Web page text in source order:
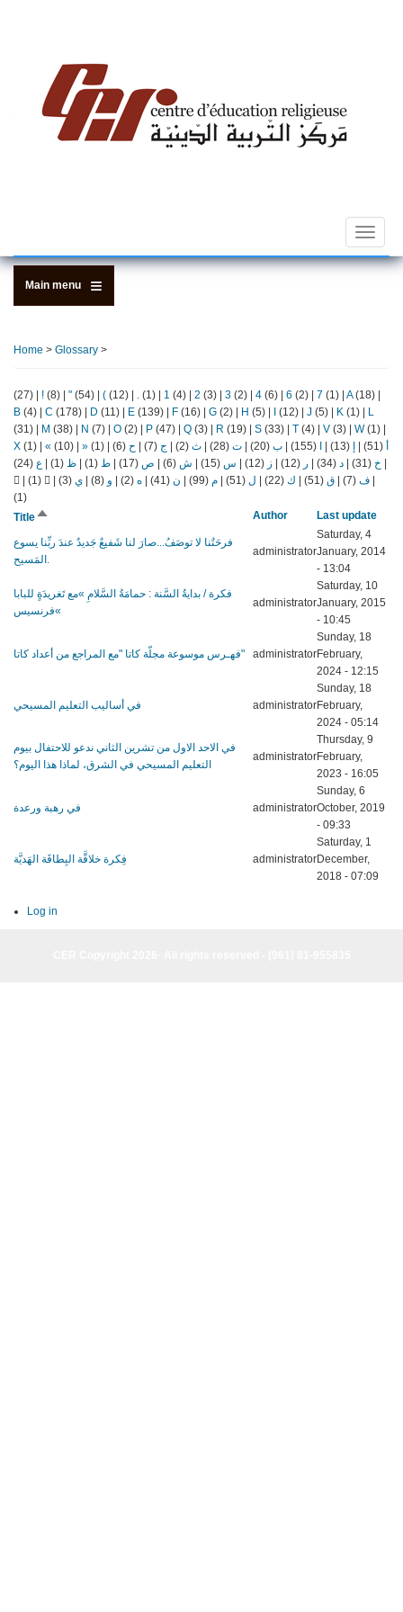
Toggle
Main menu
Home > Glossary >
(27) | ! (8) | " (54) | ( (12) | (1) | 1 (4) | 2 (3) | 3 (2) | 4 (6) | 6 (2) | 7 (1) | A(18) |
B (4) | C (178) | D (11) | E (139) | F (16) | G (2) | H (5) | I (12) | J (5) | K (1) | L
(31) | M (38) | N (7) | O (2) | P (47) | Q (3) | R (19) | S (33) | T (4) | V (3) | W(1) |
X (1) | « (10) | » (1) | أ (51)
| إ (13)
| ا (155)
| ب (20)
| ت (28)
| ث (2)
| ج (7)
| ح (6)
| خ (31)
| د (34)
| ر (12)
| ز (12)
| س (15)
| ش (6)
| ص (17)
| ط (1)
| ظ (1)
| ع (24)
| ف (7)
| ق (51)
| ك (22)
| ل (51)
| م (99)
| ن (41)
| ه (2)
| و (8)
| ي (3)
|
(1)
|
(1)
TitleSort
Author Last update
فرحَتُنا لا توصَفُ...صارَ لنا شَفيعٌ جَديدٌ عندَ ربِّنا يسوع
administrator
Saturday, 4
January, 2014
- 13:04
فكرة / بدايةُ السَّنة : حمامَةُ السَّلامِ »مع تَغريدَةٍ للبابا
فرنسيس«
administrator
Saturday, 10
January, 2015
- 10:45
فهـرس موسوعة مجلّة كاتا "مع المراجع من أعداد كاتا" administrator
Sunday, 18
February,
2024 - 12:15
في أساليب التعليم المسيحي administrator
Sunday, 18
February,
2024 - 05:14
في الاحد الاول من تشرين الثاني ندعو للاحتفال بيوم
التعليم المسيحي في الشرق، لماذا هذا اليوم؟
administrator
Thursday, 9
February,
2023 - 16:05
في رهبة ورعدة administrator
Sunday, 6
October, 2019
- 09:33
فِكرة خلاقَّة البِطاقَة الهَديَّة administrator
Saturday, 1
December,
2018 - 07:09
Log in